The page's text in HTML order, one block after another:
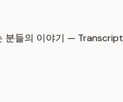
분들의 이야기 — Transcript